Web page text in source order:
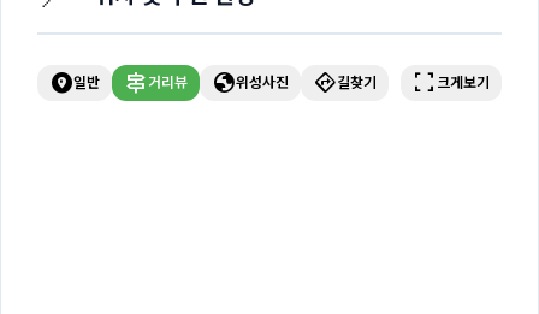
explore_nearby일반 signpost 거리뷰 globe위성사진 directions길찾기 fullscreen 크게보기